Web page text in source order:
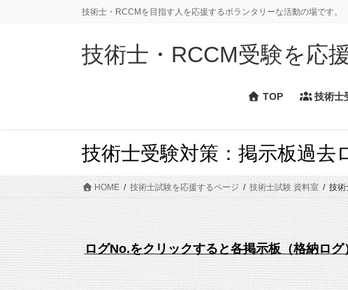
技術士・RCCMを目指す人を応援するボランタリーな活動の場です。
技術士・RCCM受験を応
TOP 技術士
技術士受験対策：掲示板過去
HOME 技術士試験を応援するページ 技術士試験 資料室 技術
ログNo.をクリックすると各掲示板（格納ロ